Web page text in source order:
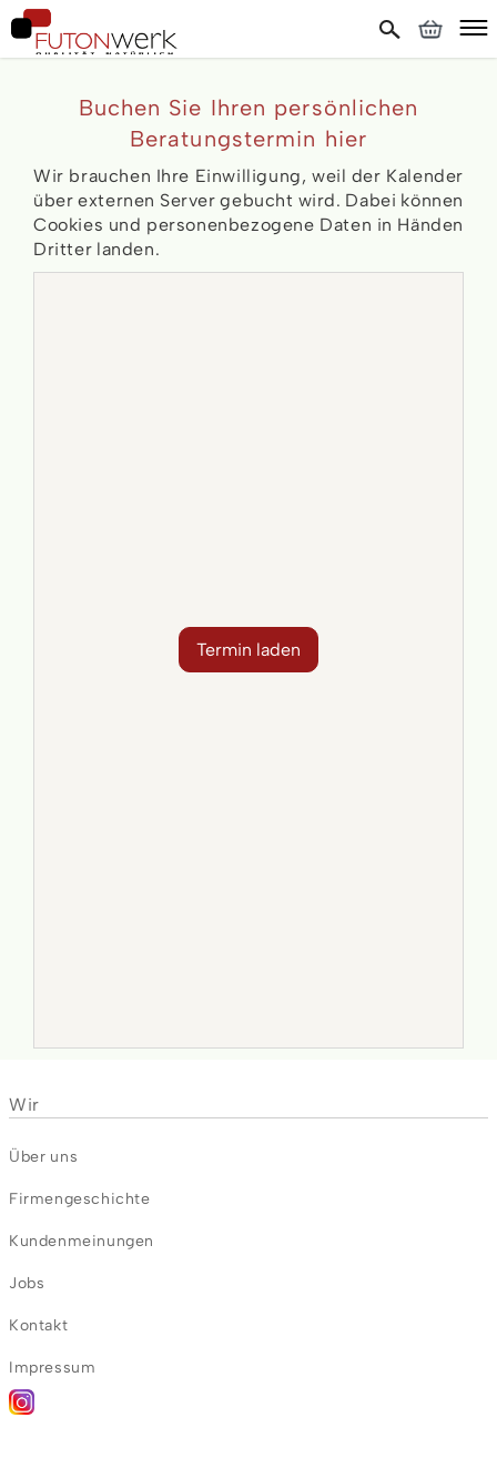
Buchen Sie Ihren persönlichen
Beratungstermin hier
Wir brauchen Ihre Einwilligung, weil der Kalender
über externen Server gebucht wird. Dabei können
Cookies und personenbezogene Daten in Händen
Dritter landen.
Termin laden
Wir
Über uns
Firmengeschichte
Kundenmeinungen
Jobs
Kontakt
Impressum